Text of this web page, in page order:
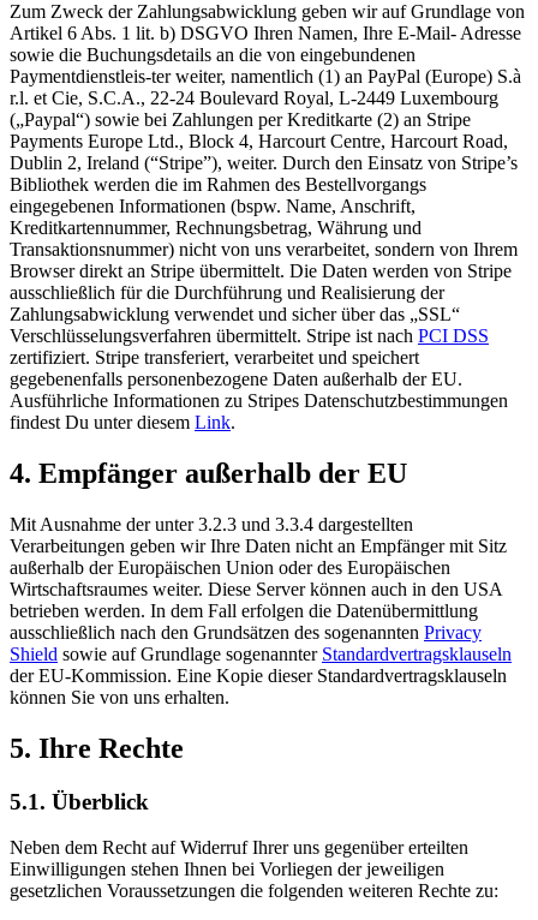
Zum Zweck der Zahlungsabwicklung geben wir auf Grundlage von
Artikel 6 Abs. 1 lit. b) DSGVO Ihren Namen, Ihre E-Mail- Adresse
sowie die Buchungsdetails an die von eingebundenen
Paymentdienstleis-ter weiter, namentlich (1) an PayPal (Europe) S.à
r.l. et Cie, S.C.A., 22-24 Boulevard Royal, L-2449 Luxembourg
(„Paypal“) sowie bei Zahlungen per Kreditkarte (2) an Stripe
Payments Europe Ltd., Block 4, Harcourt Centre, Harcourt Road,
Dublin 2, Ireland (“Stripe”), weiter. Durch den Einsatz von Stripe’s
Bibliothek werden die im Rahmen des Bestellvorgangs
eingegebenen Informationen (bspw. Name, Anschrift,
Kreditkartennummer, Rechnungsbetrag, Währung und
Transaktionsnummer) nicht von uns verarbeitet, sondern von Ihrem
Browser direkt an Stripe übermittelt. Die Daten werden von Stripe
ausschließlich für die Durchführung und Realisierung der
Zahlungsabwicklung verwendet und sicher über das „SSL“
Verschlüsselungsverfahren übermittelt. Stripe ist nach PCI DSS
zertifiziert. Stripe transferiert, verarbeitet und speichert
gegebenenfalls personenbezogene Daten außerhalb der EU.
Ausführliche Informationen zu Stripes Datenschutzbestimmungen
findest Du unter diesem Link.
4. Empfänger außerhalb der EU
Mit Ausnahme der unter 3.2.3 und 3.3.4 dargestellten
Verarbeitungen geben wir Ihre Daten nicht an Empfänger mit Sitz
außerhalb der Europäischen Union oder des Europäischen
Wirtschaftsraumes weiter. Diese Server können auch in den USA
betrieben werden. In dem Fall erfolgen die Datenübermittlung
ausschließlich nach den Grundsätzen des sogenannten Privacy
Shield sowie auf Grundlage sogenannter Standardvertragsklauseln
der EU-Kommission. Eine Kopie dieser Standardvertragsklauseln
können Sie von uns erhalten.
5. Ihre Rechte
5.1. Überblick
Neben dem Recht auf Widerruf Ihrer uns gegenüber erteilten
Einwilligungen stehen Ihnen bei Vorliegen der jeweiligen
gesetzlichen Voraussetzungen die folgenden weiteren Rechte zu: